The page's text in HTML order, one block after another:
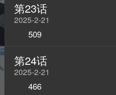
第23话
2025-2-21
509
第24话
2025-2-21
466